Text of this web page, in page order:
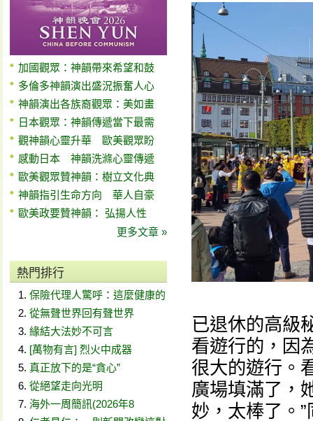
加國觀眾：神韻帶來希望和鼓
多倫多神韻演出盛況振奮人心
神韻演出各族裔觀眾：美如畫
日本觀眾：神韻傳遞當下最需
觀神韻心靈升華 歐美觀眾盼
感動日本 神韻洗滌心靈傳遞
歐美觀眾贊神韻：樹立文化典
神韻指引生命方向 華人自豪
歐美政要贊神韻： 弘揚人性
更多文章 »
熱門排行
保險代理人驚呼：這麼健康的
從無聲世界回有聲世界
緣結大法妙不可言
[萬物有言] 烈火中成器
真正放下的是“貪心”
從絕望走向光明
海外一周簡訊(2026年8
已退休的高級
看遊行的，因
很大的遊行。
廣場填滿了，
妙，太棒了。